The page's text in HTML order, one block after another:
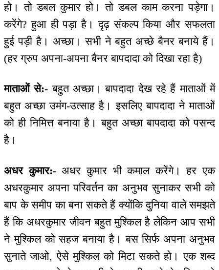
हो। तो डबल कुमार हो। तो डबल काम करना पड़ेगा।
करेंगे? हुआ ही पड़ा है। दृढ़ संकल्प किया और सफलता
हुई पड़ी है। अच्छा। सभी ने बहुत अच्छे बैनर बनाये हैं।
(हर ग्रुप अपना-अपना बैनर बापदादा को दिखा रहा है)
माताओं से:- बहुत अच्छा। बापदादा देख रहे हैं माताओं में
बहुत अच्छा उमंग-उत्साह है। इसलिए बापदादा ने माताओं
को ही निमित्त बनाया है। बहुत अच्छा बापदादा को पसन्द
है।
अधर कुमार:-अधर कुमार भी कमाल करेंगे। हर एक
अधरकुमार अपना परिवर्तन का अनुभव सुनाकर सभी को
बाप के समीप का बना सकते हैं क्योंकि दुनिया वाले समझते
हैं कि अधरकुमार जीवन बहुत मुश्किल है लेकिन आप सभी
ने मुश्किल को सहज बनाया है। बस सिर्फ अपना अनुभव
सुनाते जाओ, ऐसे मुश्किल को मिटा सकते हो। एक शब्द